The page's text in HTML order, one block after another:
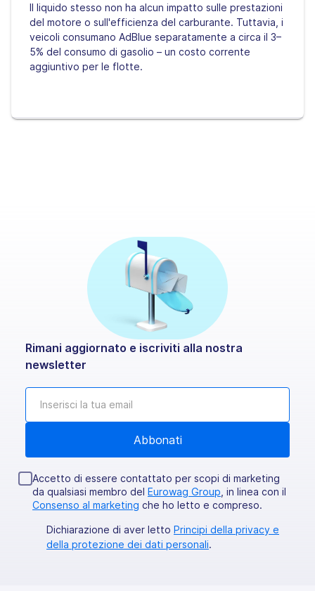
Il liquido stesso non ha alcun impatto sulle prestazioni
del motore o sull'efficienza del carburante. Tuttavia, i
veicoli consumano AdBlue separatamente a circa il 3–
5% del consumo di gasolio – un costo corrente
aggiuntivo per le flotte.
Rimani aggiornato e iscriviti alla nostra
newsletter
Accetto di essere contattato per scopi di marketing
da qualsiasi membro del Eurowag Group , in linea con il
Consenso al marketing che ho letto e compreso.
Dichiarazione di aver letto Principi della privacy e
della protezione dei dati personali.